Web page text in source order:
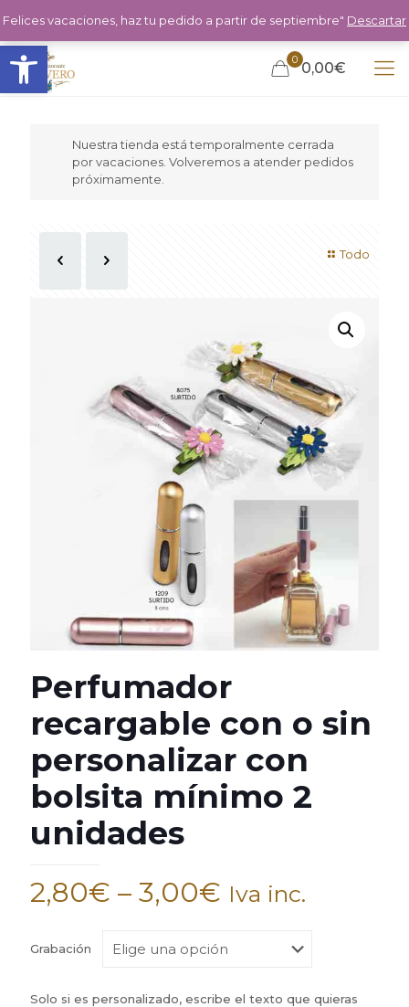
Abrir barra de herramientas 0 0,00€
Nuestra tienda está temporalmente cerrada
por vacaciones. Volveremos a atender pedidos
próximamente.
Todo
Perfumador
recargable con o sin
personalizar con
bolsita mínimo 2
unidades
2,80€ – 3,00€ Iva inc.
Grabación
Solo si es personalizado, escribe el texto que quieras
Felices vacaciones, haz tu pedido a partir de septiembre" Descartar